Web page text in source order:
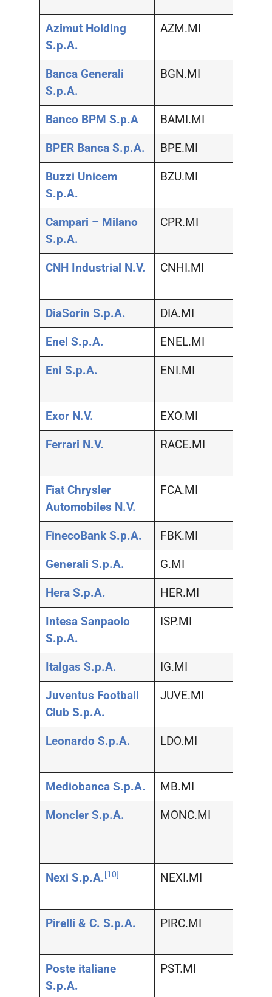
Azimut Holding
S.p.A.
AZM.MI
Banca Generali
S.p.A.
BGN.MI
Banco BPM S.p.A BAMI.MI
BPER Banca S.p.A. BPE.MI
Buzzi Unicem
S.p.A.
BZU.MI
Campari – Milano
S.p.A.
CPR.MI
CNH Industrial N.V. CNHI.MI
DiaSorin S.p.A. DIA.MI
Enel S.p.A. ENEL.MI
Eni S.p.A. ENI.MI
Exor N.V. EXO.MI
Ferrari N.V. RACE.MI
Fiat Chrysler
Automobiles N.V.
FCA.MI
FinecoBank S.p.A. FBK.MI
Generali S.p.A. G.MI
Hera S.p.A. HER.MI
Intesa Sanpaolo
S.p.A.
ISP.MI
Italgas S.p.A. IG.MI
Juventus Football
Club S.p.A.
JUVE.MI
Leonardo S.p.A. LDO.MI
Mediobanca S.p.A. MB.MI
Moncler S.p.A. MONC.MI
Nexi S.p.A.[10] NEXI.MI
Pirelli & C. S.p.A. PIRC.MI
Poste italiane
S.p.A.
PST.MI